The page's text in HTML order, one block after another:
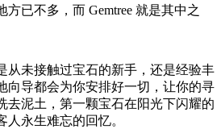
已不多，而 Gemtree 就是其中之
从未接触过宝石的新手，还是经验丰
向导都会为你安排好一切，让你的寻
去泥土，第一颗宝石在阳光下闪耀的
永生难忘的回忆。